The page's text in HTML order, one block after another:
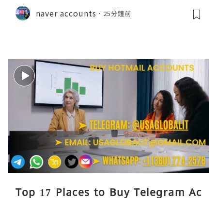
naver accounts 25分鐘前
Top 17 Places to Buy Telegram Ac